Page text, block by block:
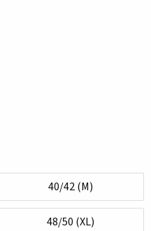
40/42 (M)
48/50 (XL)